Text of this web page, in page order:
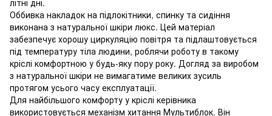
літні дні.
Оббивка накладок на підлокітники, спинку та сидіння
виконана з натуральної шкіри люкс. Цей матеріал
забезпечує хорошу циркуляцію повітря та підлаштовується
під температуру тіла людини, роблячи роботу в такому
кріслі комфортною у будь-яку пору року. Догляд за виробом
з натуральної шкіри не вимагатиме великих зусиль
протягом усього часу експлуатації.
Для найбільшого комфорту у кріслі керівника
використовується механізм хитання Мультиблок. Він